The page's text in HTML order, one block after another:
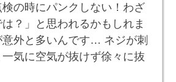
の時にパンクしない！わざ
？」と思われるかもしれま
外と多いんです… ネジが刺
気に空気が抜けず徐々に抜